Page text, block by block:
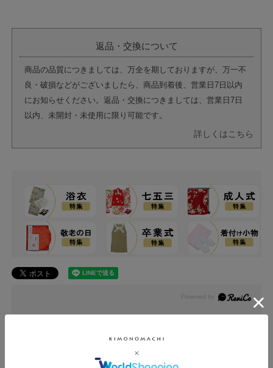
返品・交換について
商品の品質につきましては、万全を期しておりますが、万一不
良・破損などがございましたら、商品到着後、営業日7日以内
にお知らせください。返品・交換につきましては、営業日7日
以内、未開封・未使用に限り可能です。
詳しくはこちら
0.0